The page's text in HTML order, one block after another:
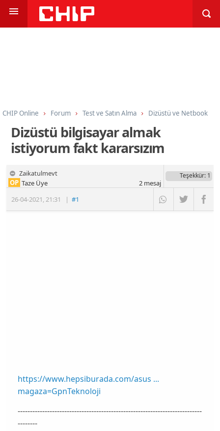
CHIP Online Forum Test ve Satın Alma Dizüstü ve Netbook
Dizüstü bilgisayar almak
istiyorum fakt kararsızım
Zaikatulmevt
26-04-2021,21:31 |#1
OP Taze Üye
Teşekkür: 1
2mesaj
https://www.hepsiburada.com/asus ...
magaza=GpnTeknoloji
---------------------------------------------------------------------------
--------